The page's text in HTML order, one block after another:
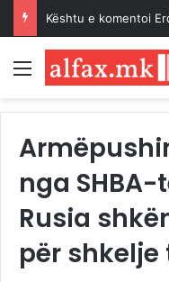
Kështu e komentoi
Menu
nga
Rusia
për shkelje